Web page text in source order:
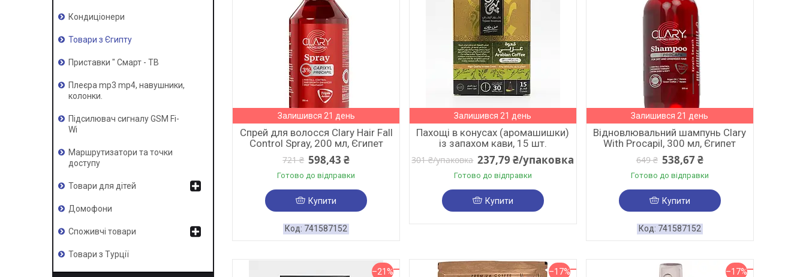
Залишився 21 день
Спрей для волосся Clary Hair Fall
Control Spray, 200 мл, Єгипет
721 ₴ 598,43 ₴
Готово до відправки
Купити
741587152
Залишився 21 день
Пахощі в конусах (аромашишки)
із запахом кави, 15 шт.
301 ₴/упаковка 237,79 ₴/упаковка
Готово до відправки
Купити
Залишився 21 день
Відновлювальний шампунь Clary
With Procapil, 300 мл, Єгипет
649 ₴ 538,67 ₴
Готово до відправки
Купити
741587152
–21% –17% –17%
Кондиціонери
Товари з Єгипту
Приставки " Смарт - ТВ
Плеєра mp3 mp4, навушники,
колонки.
Підсилювач сигналу GSM Fi-
Wi
Маршрутизатори та точки
доступу
Товари для дітей
Домофони
Споживчі товари
Товари з Турції